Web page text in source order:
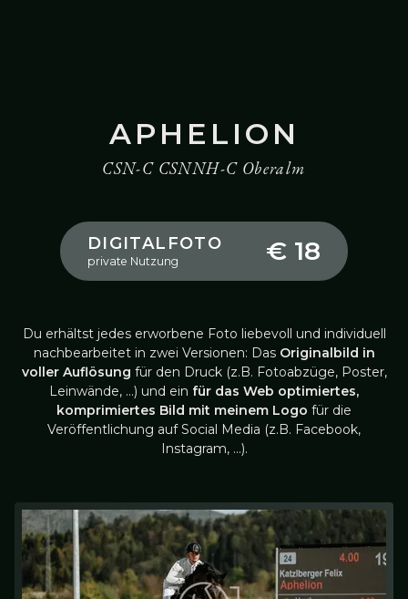
APHELION
CSN-C CSNNH-C Oberalm
DIGITALFOTO
private Nutzung € 18
Du erhältst jedes erworbene Foto liebevoll und individuell
nachbearbeitet in zwei Versionen: Das Originalbild in
voller Auflösung für den Druck (z.B. Fotoabzüge, Poster,
Leinwände, …) und ein für das Web optimiertes,
komprimiertes Bild mit meinem Logo für die
Veröffentlichung auf Social Media (z.B. Facebook,
Instagram, …).